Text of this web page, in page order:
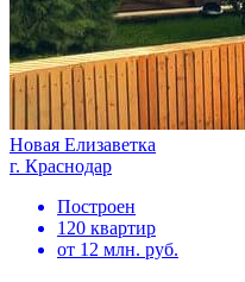
Новая Елизаветка
г. Краснодар
Построен
120 квартир
от 12 млн. руб.